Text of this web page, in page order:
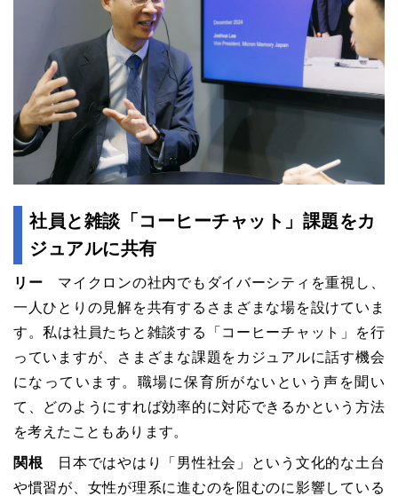
社員と雑談「コーヒーチャット」課題をカ
ジュアルに共有
リー マイクロンの社内でもダイバーシティを重視し、
一人ひとりの見解を共有するさまざまな場を設けていま
す。私は社員たちと雑談する「コーヒーチャット」を行
っていますが、さまざまな課題をカジュアルに話す機会
になっています。職場に保育所がないという声を聞い
て、どのようにすれば効率的に対応できるかという方法
を考えたこともあります。
関根 日本ではやはり「男性社会」という文化的な土台
や慣習が、女性が理系に進むのを阻むのに影響している